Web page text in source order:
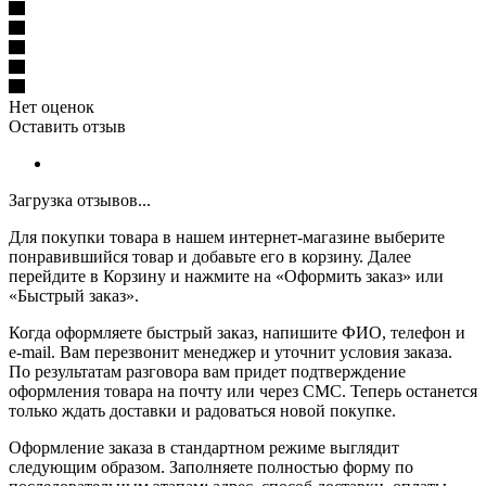
Нет оценок
Оставить отзыв
Загрузка отзывов...
Для покупки товара в нашем интернет-магазине выберите
понравившийся товар и добавьте его в корзину. Далее
перейдите в Корзину и нажмите на «Оформить заказ» или
«Быстрый заказ».
Когда оформляете быстрый заказ, напишите ФИО, телефон и
e-mail. Вам перезвонит менеджер и уточнит условия заказа.
По результатам разговора вам придет подтверждение
оформления товара на почту или через СМС. Теперь останется
только ждать доставки и радоваться новой покупке.
Оформление заказа в стандартном режиме выглядит
следующим образом. Заполняете полностью форму по